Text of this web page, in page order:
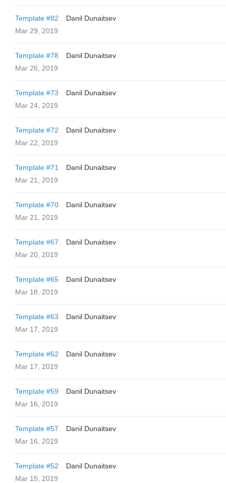
Template #82
Danil Dunaitsev
Mar 29, 2019
Template #78
Danil Dunaitsev
Mar 26, 2019
Template #73
Danil Dunaitsev
Mar 24, 2019
Template #72
Danil Dunaitsev
Mar 22, 2019
Template #71
Danil Dunaitsev
Mar 21, 2019
Template #70
Danil Dunaitsev
Mar 21, 2019
Template #67
Danil Dunaitsev
Mar 20, 2019
Template #65
Danil Dunaitsev
Mar 18, 2019
Template #63
Danil Dunaitsev
Mar 17, 2019
Template #62
Danil Dunaitsev
Mar 17, 2019
Template #59
Danil Dunaitsev
Mar 16, 2019
Template #57
Danil Dunaitsev
Mar 16, 2019
Template #52
Danil Dunaitsev
Mar 15, 2019